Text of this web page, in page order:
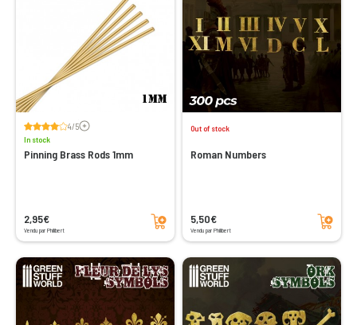
4/5Voir les avis
In stock
Pinning Brass Rods 1mm
2,95€
Vendu par Philibert
Add to cart
Out of stock
Roman Numbers
5,50€
Vendu par Philibert
Add to cart